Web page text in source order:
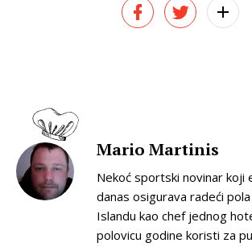
Mario Martinis
Nekoć sportski novinar koji
danas osigurava radeći
Islandu kao chef jednog
polovicu godine koristi za